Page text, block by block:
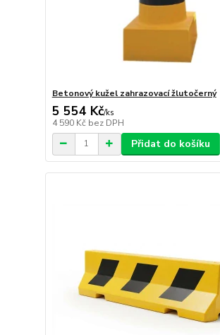
Betonový kužel zahrazovací žlutočerný
5 554 Kč/ks
4 590 Kč bez DPH
Přidat do košíku